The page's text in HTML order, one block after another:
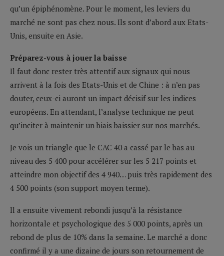
qu’un épiphénomène. Pour le moment, les leviers du
marché ne sont pas chez nous. Ils sont d’abord aux Etats-
Unis, ensuite en Asie.
Préparez-vous à jouer la baisse
Il faut donc rester très attentif aux signaux qui nous
arrivent à la fois des Etats-Unis et de Chine : à n’en pas
douter, ceux-ci auront un impact décisif sur les indices
européens. En attendant, l’analyse technique ne peut
qu’inciter à maintenir un biais baissier sur nos marchés.
Je vois un triangle que le CAC 40 a cassé par le bas au
niveau des 5 400 pour accélérer sur les 5 217 points et
atteindre mon objectif des 4 940… puis très rapidement des
4 500 points (son support moyen terme).
Il a ensuite vivement rebondi jusqu’à la résistance
horizontale et psychologique des 5 000 points, après un
rebond de plus de 10% dans la semaine. Le marché a donc
confirmé il y a une dizaine de jours son retournement de